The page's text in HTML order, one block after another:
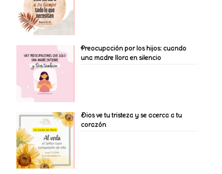
Preocupación por los hijos: cuando
una madre llora en silencio
Dios ve tu tristeza y se acerca a tu
corazón